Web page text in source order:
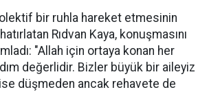
bir ruhla hareket etmesinin
Rıdvan Kaya, konuşmasını
"Allah için ortaya konan her
değerlidir. Bizler büyük bir aileyiz
düşmeden ancak rehavete de